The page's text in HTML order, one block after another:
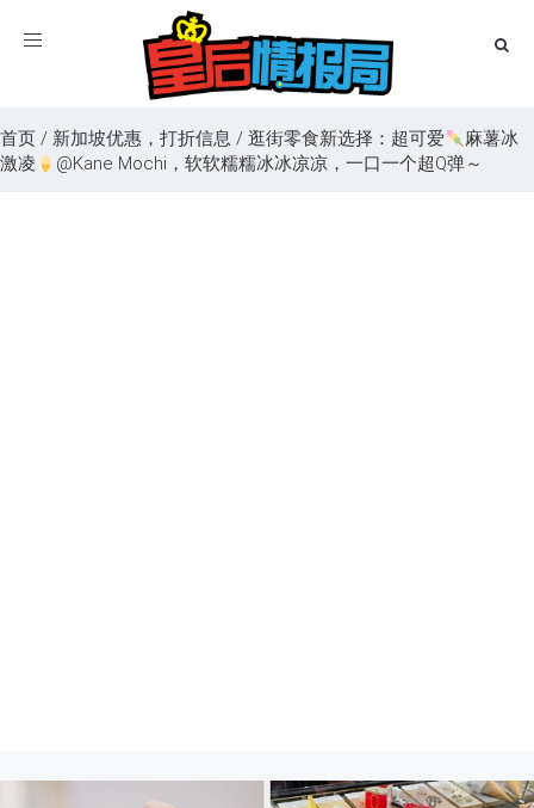
Toggle
首页 / 新加坡优惠，打折信息 / 逛街零食新选择：超可爱
麻薯冰
激凌
@Kane Mochi，软软糯糯冰冰凉凉，一口一个超Q弹～